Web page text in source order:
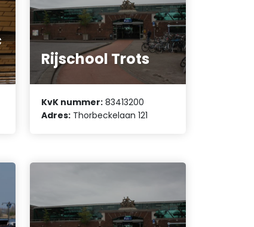
Rijschool Trots
KvK nummer: 83413200
Adres: Thorbeckelaan 121